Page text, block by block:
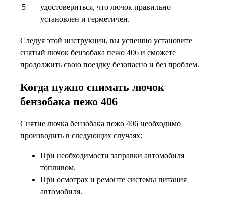
5
удостовериться, что лючок правильно
установлен и герметичен.
Следуя этой инструкции, вы успешно установите
снятый лючок бензобака пежо 406 и сможете
продолжить свою поездку безопасно и без проблем.
Когда нужно снимать лючок
бензобака пежо 406
Снятие лючка бензобака пежо 406 необходимо
производить в следующих случаях:
При необходимости заправки автомобиля
топливом.
При осмотрах и ремонте системы питания
автомобиля.